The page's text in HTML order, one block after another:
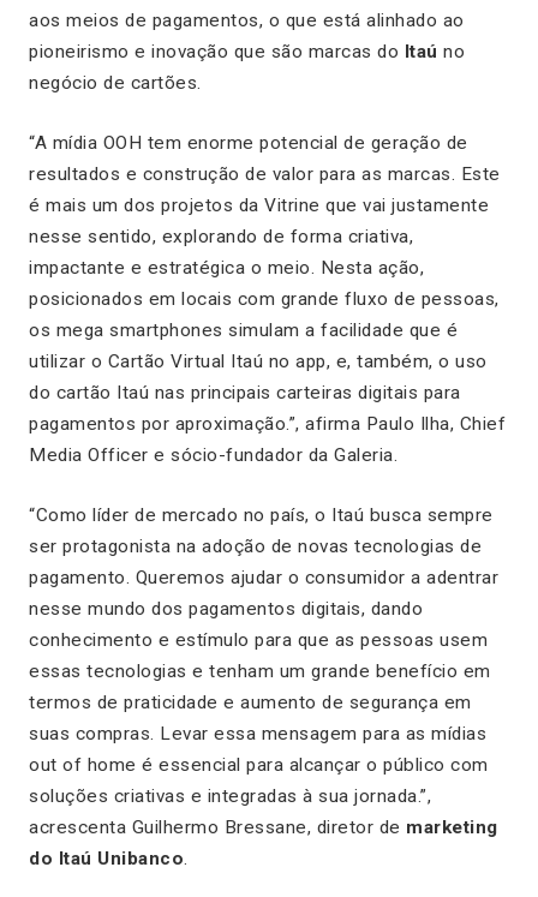
aos meios de pagamentos, o que está alinhado ao
pioneirismo e inovação que são marcas do Itaú no
negócio de cartões.
“A mídia OOH tem enorme potencial de geração de
resultados e construção de valor para as marcas. Este
é mais um dos projetos da Vitrine que vai justamente
nesse sentido, explorando de forma criativa,
impactante e estratégica o meio. Nesta ação,
posicionados em locais com grande fluxo de pessoas,
os mega smartphones simulam a facilidade que é
utilizar o Cartão Virtual Itaú no app, e, também, o uso
do cartão Itaú nas principais carteiras digitais para
pagamentos por aproximação.”, afirma Paulo Ilha, Chief
Media Officer e sócio-fundador da Galeria.
“Como líder de mercado no país, o Itaú busca sempre
ser protagonista na adoção de novas tecnologias de
pagamento. Queremos ajudar o consumidor a adentrar
nesse mundo dos pagamentos digitais, dando
conhecimento e estímulo para que as pessoas usem
essas tecnologias e tenham um grande benefício em
termos de praticidade e aumento de segurança em
suas compras. Levar essa mensagem para as mídias
out of home é essencial para alcançar o público com
soluções criativas e integradas à sua jornada.”,
acrescenta Guilhermo Bressane, diretor de marketing
do Itaú Unibanco.